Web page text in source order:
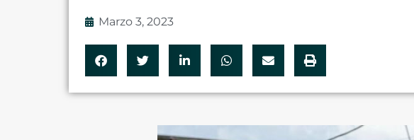
Marzo 3, 2023